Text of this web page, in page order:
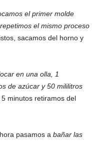
el primer molde
el mismo proceso
sacamos del horno y
en una olla, 1
de azúcar y 50 mililitros
5 minutos retiramos del
pasamos a bañar las